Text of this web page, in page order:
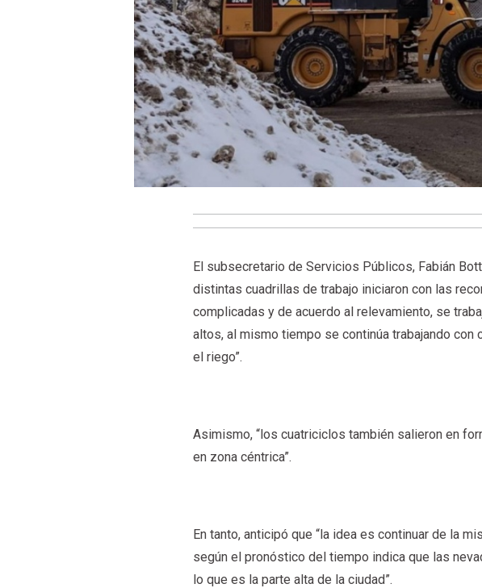
El subsecretario de Servicios Públicos, Fabián
distintas cuadrillas de trabajo iniciaron con las
complicadas y de acuerdo al relevamiento, se
altos, al mismo tiempo se continúa trabajando
el riego”.
Asimismo, “los cuatriciclos también salieron en
en zona céntrica”.
En tanto, anticipó que “la idea es continuar de la
según el pronóstico del tiempo indica que las
lo que es la parte alta de la ciudad”.